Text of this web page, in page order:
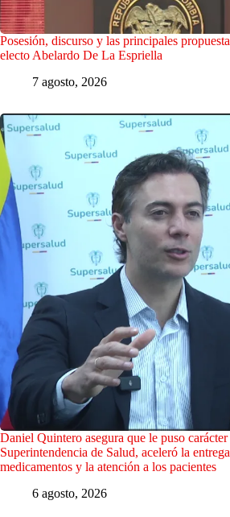
Posesión, discurso y las principales
electo Abelardo De La Espriella
7 agosto, 2026
Daniel Quintero asegura que le puso carácter
Superintendencia de Salud, aceleró la
medicamentos y la atención a los pacientes
6 agosto, 2026